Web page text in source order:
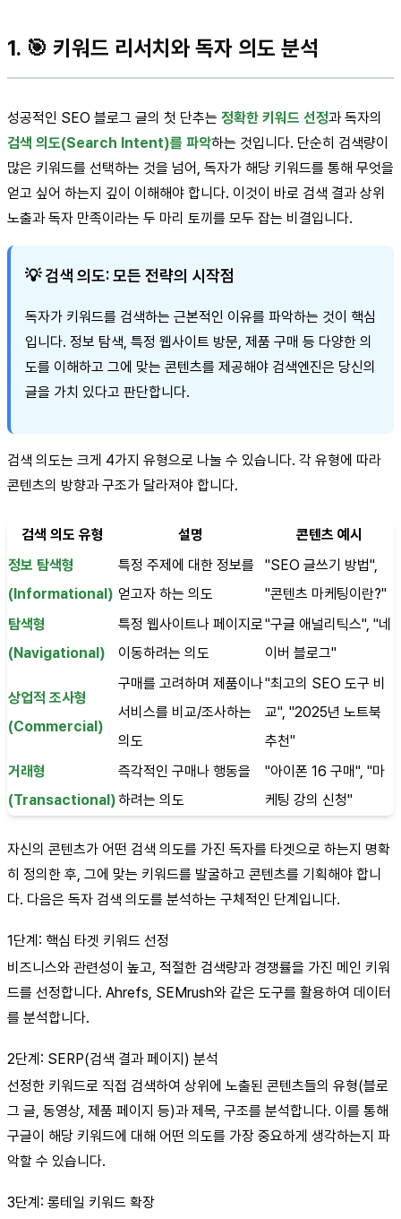
1. 🎯 키워드 리서치와 독자 의도 분석
성공적인 SEO 블로그 글의 첫 단추는 정확한 키워드 선정과 독자의
검색 의도(Search Intent)를 파악하는 것입니다. 단순히 검색량이
많은 키워드를 선택하는 것을 넘어, 독자가 해당 키워드를 통해 무엇을
얻고 싶어 하는지 깊이 이해해야 합니다. 이것이 바로 검색 결과 상위
노출과 독자 만족이라는 두 마리 토끼를 모두 잡는 비결입니다.
💡 검색 의도: 모든 전략의 시작점
독자가 키워드를 검색하는 근본적인 이유를 파악하는 것이 핵심
입니다. 정보 탐색, 특정 웹사이트 방문, 제품 구매 등 다양한 의
도를 이해하고 그에 맞는 콘텐츠를 제공해야 검색엔진은 당신의
글을 가치 있다고 판단합니다.
검색 의도는 크게 4가지 유형으로 나눌 수 있습니다. 각 유형에 따라
콘텐츠의 방향과 구조가 달라져야 합니다.
검색 의도 유형 설명
콘텐츠 예시
정보 탐색형
(Informational)
특정 주제에 대한 정보를
얻고자 하는 의도
"SEO 글쓰기 방법",
"콘텐츠 마케팅이란?"
탐색형
(Navigational)
특정 웹사이트나 페이지로
이동하려는 의도
"구글 애널리틱스", "네
이버 블로그"
상업적 조사형
(Commercial)
구매를 고려하며 제품이나
서비스를 비교/조사하는
의도
"최고의 SEO 도구 비
교", "2025년 노트북
추천"
거래형
(Transactional)
즉각적인 구매나 행동을
하려는 의도
"아이폰 16 구매", "마
케팅 강의 신청"
자신의 콘텐츠가 어떤 검색 의도를 가진 독자를 타겟으로 하는지 명확
히 정의한 후, 그에 맞는 키워드를 발굴하고 콘텐츠를 기획해야 합니
다. 다음은 독자 검색 의도를 분석하는 구체적인 단계입니다.
1단계: 핵심 타겟 키워드 선정
비즈니스와 관련성이 높고, 적절한 검색량과 경쟁률을 가진 메인 키워
드를 선정합니다. Ahrefs, SEMrush와 같은 도구를 활용하여 데이터
를 분석합니다.
2단계: SERP(검색 결과 페이지) 분석
선정한 키워드로 직접 검색하여 상위에 노출된 콘텐츠들의 유형(블로
그 글, 동영상, 제품 페이지 등)과 제목, 구조를 분석합니다. 이를 통해
구글이 해당 키워드에 대해 어떤 의도를 가장 중요하게 생각하는지 파
악할 수 있습니다.
3단계: 롱테일 키워드 확장